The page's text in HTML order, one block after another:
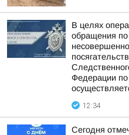
В целях
обращения
Федерации по
12:34
Сегодня